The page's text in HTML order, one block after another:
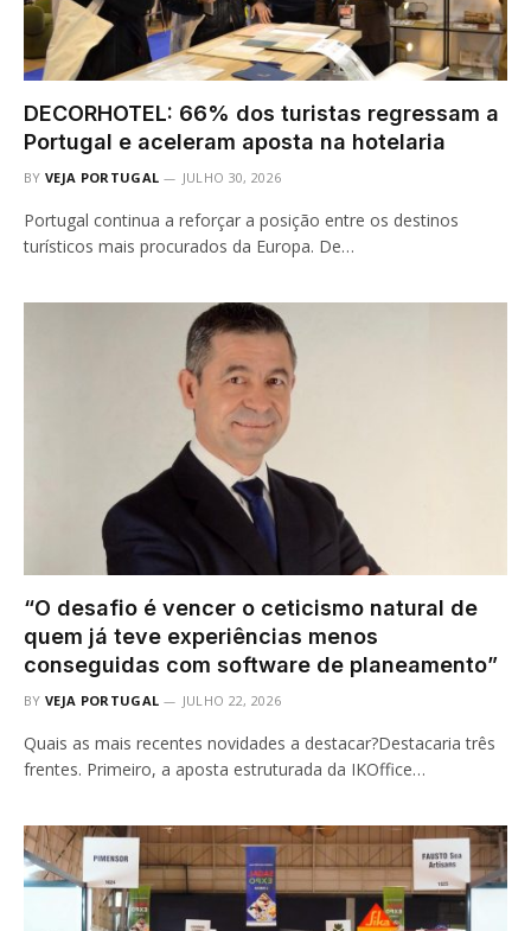
DECORHOTEL: 66% dos turistas regressam a
Portugal e aceleram aposta na hotelaria
BY VEJA PORTUGAL JULHO 30, 2026
Portugal continua a reforçar a posição entre os destinos
turísticos mais procurados da Europa. De…
“O desafio é vencer o ceticismo natural de
quem já teve experiências menos
conseguidas com software de planeamento”
BY VEJA PORTUGAL JULHO 22, 2026
Quais as mais recentes novidades a destacar?Destacaria três
frentes. Primeiro, a aposta estruturada da IKOffice…